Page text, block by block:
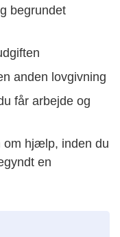
begrundet
anden lovgivning
får arbejde og
om hjælp, inden du
en